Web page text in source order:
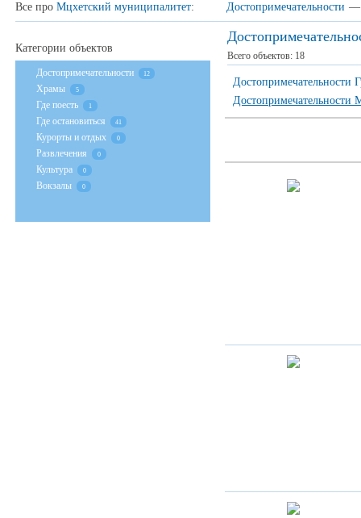
Все про Мцхетский муниципалитет: Достопримечательности —
Всего объектов: 18
Достопримечательности
Достопримечательности
Категории объектов
Достопримечательности 12
Храмы 5
Где поесть 1
Где остановиться 41
Курорты и отдых 0
Развлечения 0
Культура 0
Вокзалы 0